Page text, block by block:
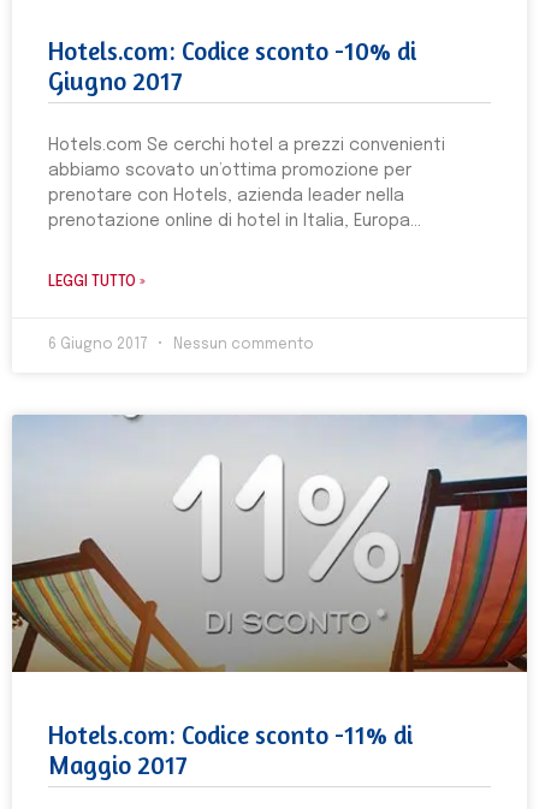
Hotels.com: Codice sconto -10% di
Giugno 2017
Hotels.com Se cerchi hotel a prezzi convenienti
abbiamo scovato un’ottima promozione per
prenotare con Hotels, azienda leader nella
prenotazione online di hotel in Italia, Europa
LEGGI TUTTO »
6 Giugno 2017 Nessun commento
Hotels.com: Codice sconto -11% di
Maggio 2017